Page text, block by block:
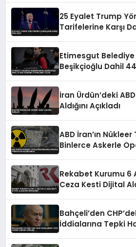
25 Eyalet Trump
Tarifelerine Karşı
Etimesgut Belediye
Beşikçioğlu Dahil
İran Ürdün’deki
Aldığını Açıkladı
ABD İran’ın
Binlerce Askerle
Rekabet Kurumu 6
Ceza Kesti Dijital
Bahçeli’den
İddialarına Tepki